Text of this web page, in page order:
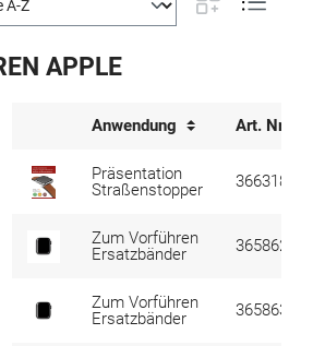
APPLE
Anwendung Art. Nr.
Präsentation
Straßenstopper
366318
Zum Vorführen
Ersatzbänder
365862
Zum Vorführen
Ersatzbänder
365863